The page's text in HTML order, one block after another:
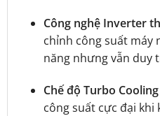
Công nghệ Inverter
chỉnh công suất máy
năng nhưng vẫn duy
Chế độ Turbo Cooling
công suất cực đại